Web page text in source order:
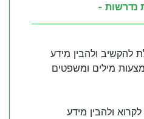
נדרשות -
להקשיב ולהבין מידע
מילים ומשפטים
לקרוא ולהבין מידע